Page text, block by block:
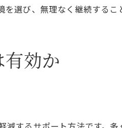
選び、無理なく継続するこ
効か